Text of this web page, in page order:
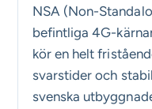
NSA (Non-
befintliga 4G-
kör en helt
svarstider och
svenska